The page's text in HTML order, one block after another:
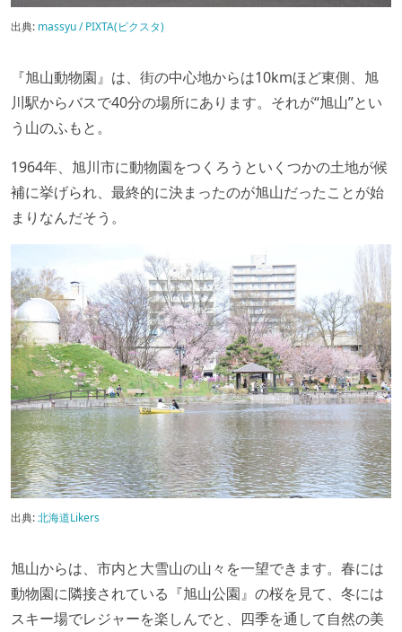
出典: massyu / PIXTA(ピクスタ)
『旭山動物園』は、街の中心地からは10kmほど東側、旭
川駅からバスで40分の場所にあります。それが“旭山”とい
う山のふもと。
1964年、旭川市に動物園をつくろうといくつかの土地が候
補に挙げられ、最終的に決まったのが旭山だったことが始
まりなんだそう。
出典:北海道Likers
旭山からは、市内と大雪山の山々を一望できます。春には
動物園に隣接されている『旭山公園』の桜を見て、冬には
スキー場でレジャーを楽しんでと、四季を通して自然の美